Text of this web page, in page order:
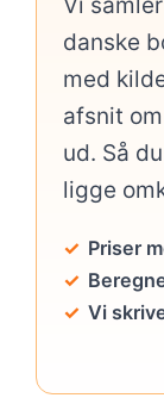
danske
med
afsnit
ud. Så
ligge
Priser
Vi